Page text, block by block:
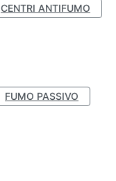
CENTRI ANTIFUMO
FUMO PASSIVO